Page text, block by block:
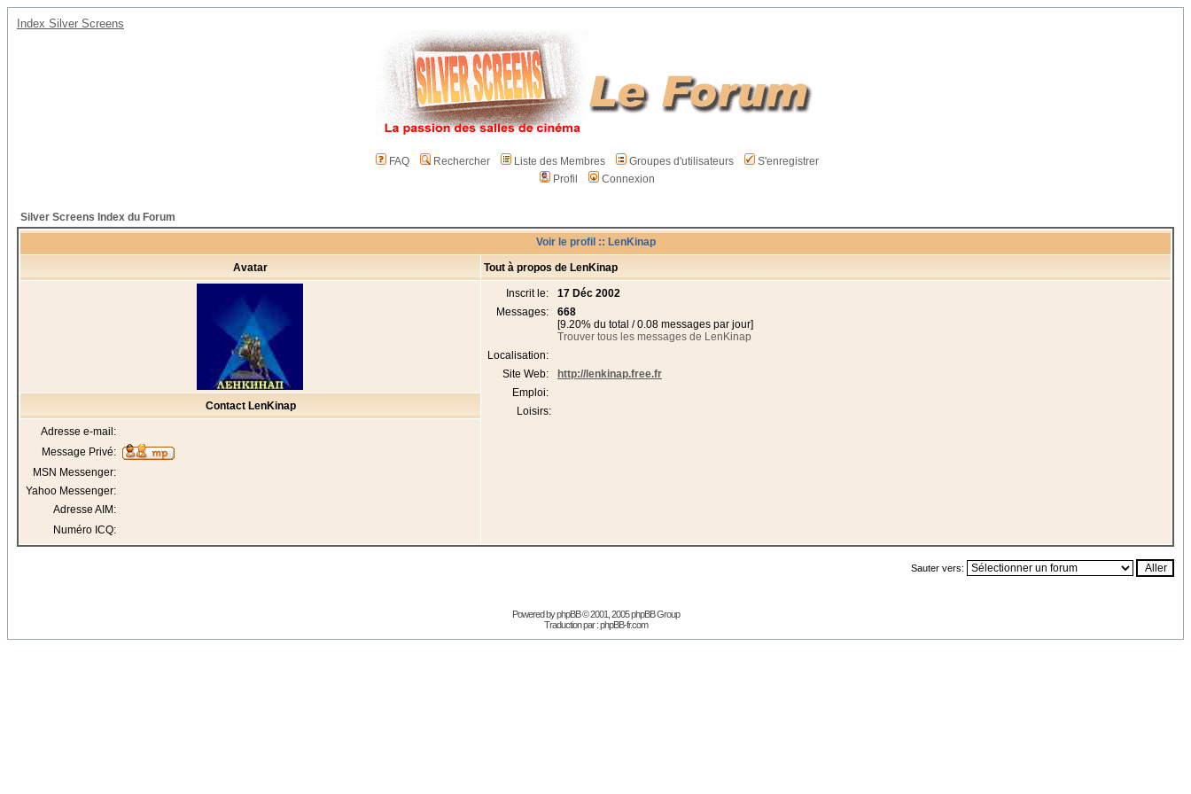
Index Silver Screens
FAQ Rechercher Liste des Membres Groupes d'utilisateurs
S'enregistrer
Profil
Connexion
Silver Screens Index du Forum
Voir le profil :: LenKinap
Avatar Tout à propos de LenKinap
Inscrit le:
17 Déc 2002
Messages:
668
[9.20% du total / 0.08 messages par jour]
Trouver tous les messages de LenKinap
Localisation:
Site Web:
http://lenkinap.free.fr
Emploi:
Loisirs:
Contact LenKinap
Adresse e-mail:
Message Privé:
MSN Messenger:
Yahoo Messenger:
Adresse AIM:
Numéro ICQ:
Sauter vers:
Powered byphpBB© 2001, 2005 phpBB Group
Traduction par :phpBB-fr.com